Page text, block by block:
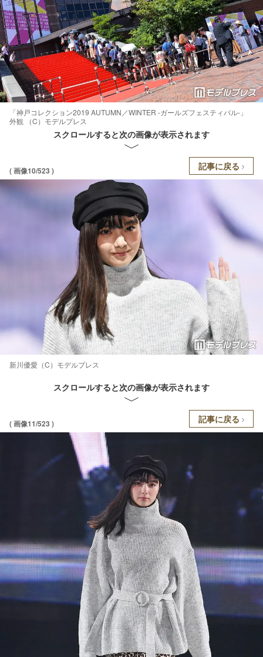
「神戸コレクション2019 AUTUMN／WINTER -ガールズフェスティバル-」
外観 （C）モデルプレス
スクロールすると次の画像が表示されます
( 画像10/523 ) 記事に戻る
新川優愛（C）モデルプレス
スクロールすると次の画像が表示されます
( 画像11/523 ) 記事に戻る